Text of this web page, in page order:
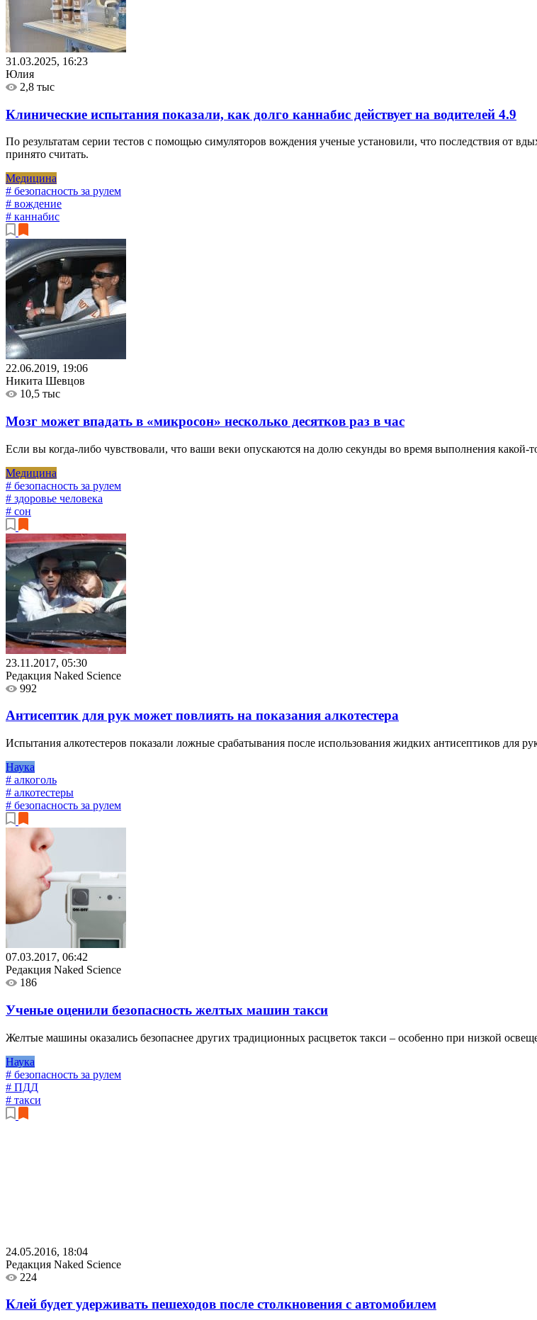
31.03.2025, 16:23
Юлия
2,8 тыс
Клинические испытания показали, как долго каннабис действует на водителей 4.9
По результатам серии тестов с помощью симуляторов вождения ученые установили, что последствия от
принято считать.
Медицина
# безопасность за рулем
# вождение
# каннабис
22.06.2019, 19:06
Никита Шевцов
10,5 тыс
Мозг может впадать в «микросон» несколько десятков раз в час
Если вы когда-либо чувствовали, что ваши веки опускаются на долю секунды во время выполнения
Медицина
# безопасность за рулем
# здоровье человека
# сон
23.11.2017, 05:30
Редакция Naked Science
992
Антисептик для рук может повлиять на показания алкотестера
Испытания алкотестеров показали ложные срабатывания после использования жидких антисептиков для
Наука
# алкоголь
# алкотестеры
# безопасность за рулем
07.03.2017, 06:42
Редакция Naked Science
186
Ученые оценили безопасность желтых машин такси
Желтые машины оказались безопаснее других традиционных расцветок такси – особенно при низкой
Наука
# безопасность за рулем
# ПДД
# такси
24.05.2016, 18:04
Редакция Naked Science
224
Клей будет удерживать пешеходов после столкновения с автомобилем